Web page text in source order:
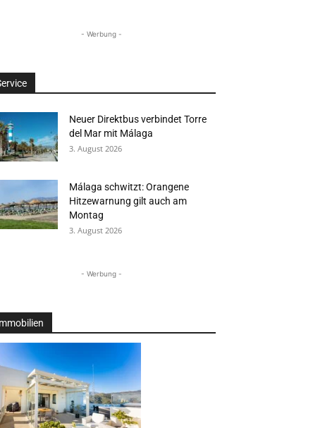
- Werbung -
Neuer Direktbus verbindet Torre
del Mar mit Málaga
3. August 2026
Málaga schwitzt: Orangene
Hitzewarnung gilt auch am
Montag
3. August 2026
- Werbung -